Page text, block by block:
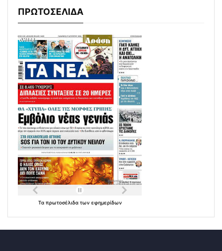
ΠΡΩΤΟΣΕΛΙΔΑ
Τα πρωτοσέλιδα των εφημερίδων